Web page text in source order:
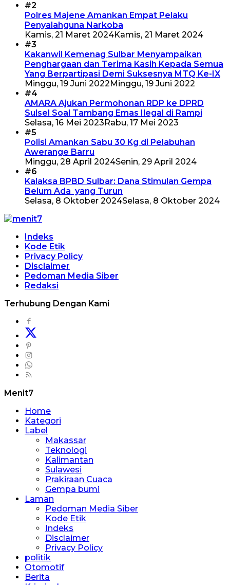
#2
Polres Majene Amankan Empat Pelaku
Penyalahguna Narkoba
Kamis, 21 Maret 2024Kamis, 21 Maret 2024
#3
Kakanwil Kemenag Sulbar Menyampaikan
Penghargaan dan Terima Kasih Kepada Semua
Yang Berpartipasi Demi Suksesnya MTQ Ke-IX
Minggu, 19 Juni 2022 Minggu, 19 Juni 2022
#4
AMARA Ajukan Permohonan RDP ke DPRD
Sulsel Soal Tambang Emas Ilegal di Rampi
Selasa, 16 Mei 2023 Rabu, 17 Mei 2023
#5
Polisi Amankan Sabu 30 Kg di Pelabuhan
Awerange Barru
Minggu, 28 April 2024Senin, 29 April 2024
#6
Kalaksa BPBD Sulbar: Dana Stimulan Gempa
Belum Ada yang Turun
Selasa, 8 Oktober 2024Selasa, 8 Oktober 2024
Indeks
Kode Etik
Privacy Policy
Disclaimer
Pedoman Media Siber
Redaksi
Terhubung Dengan Kami
Menit7
Home
Kategori
Label
Makassar
Teknologi
Kalimantan
Sulawesi
Prakiraan Cuaca
Gempa bumi
Laman
Pedoman Media Siber
Kode Etik
Indeks
Disclaimer
Privacy Policy
politik
Otomotif
Berita